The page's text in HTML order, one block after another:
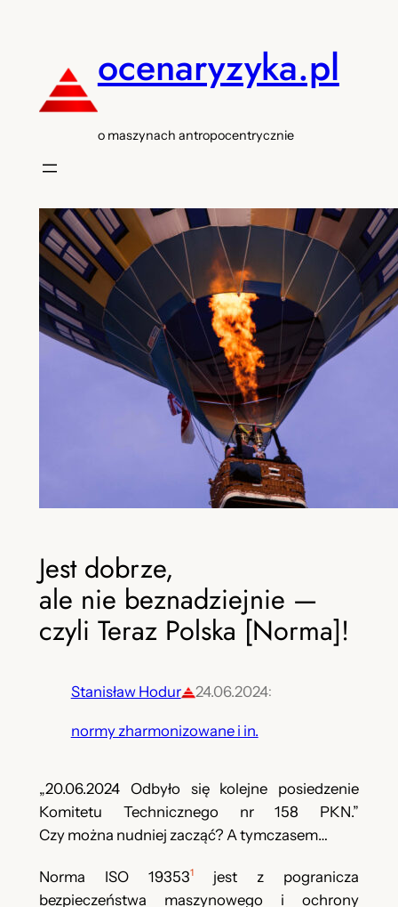
ocenaryzyka.pl
o maszynach antropocentrycznie
Jest dobrze,
ale nie beznadziejnie —
czyli Teraz Polska [Norma]!
Stanisław Hodur 24.06.2024:
normy zharmonizowane i in.
„20.06.2024 Odbyło się kolejne posiedzenie
Komitetu Technicznego nr 158 PKN.”
Czy można nudniej zacząć? A tymczasem…
Norma ISO 193531jest z pogranicza
bezpieczeństwa maszynowego i ochrony